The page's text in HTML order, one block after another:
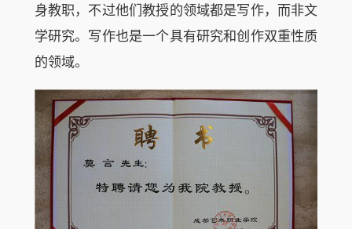
身教职，不过他们教授的领域都是写作，而非文
学研究。写作也是一个具有研究和创作双重性质
的领域。